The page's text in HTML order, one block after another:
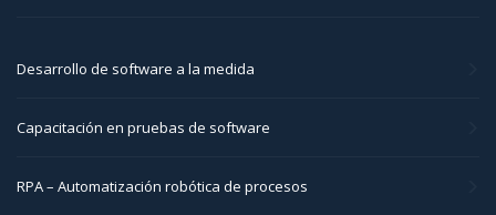
Desarrollo de software a la medida
Capacitación en pruebas de software
RPA – Automatización robótica de procesos